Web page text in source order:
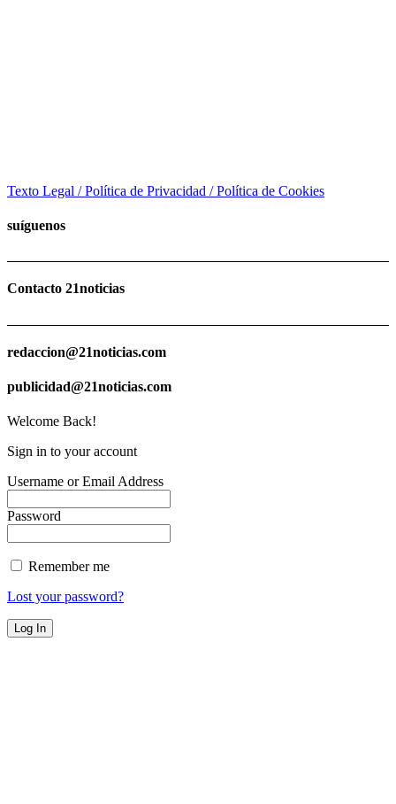
Texto Legal / Política de Privacidad / Política de Cookies
suíguenos
Contacto 21noticias
redaccion@21noticias.com
publicidad@21noticias.com
Welcome Back!
Sign in to your account
Username or Email Address
Password
Remember me
Lost your password?